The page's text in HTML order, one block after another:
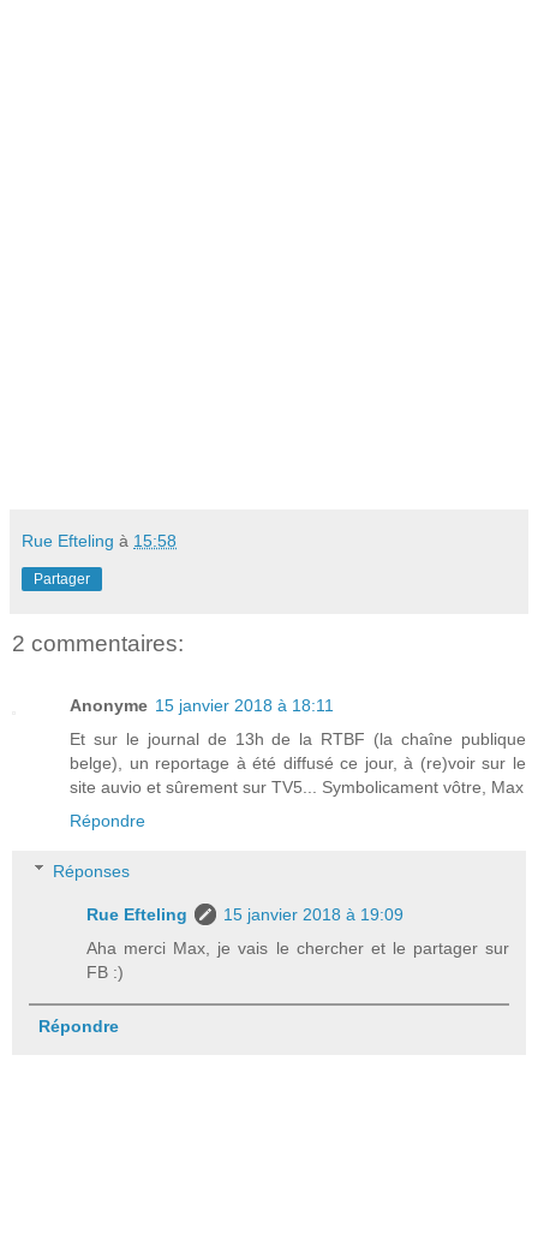
Rue Efteling à 15:58
Partager
2 commentaires:
Anonyme 15 janvier 2018 à 18:11
Et sur le journal de 13h de la RTBF (la chaîne publique
belge), un reportage à été diffusé ce jour, à (re)voir sur le
site auvio et sûrement sur TV5... Symbolicament vôtre, Max
Répondre
Réponses
Rue Efteling
15 janvier 2018 à 19:09
Aha merci Max, je vais le chercher et le partager sur
FB :)
Répondre